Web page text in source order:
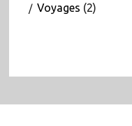
Voyages (2)